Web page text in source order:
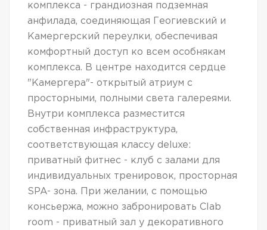
комплекса - грандиозная подземная
анфилада, соединяющая Геогиевский и
Камергерский переулки, обеспечивая
комфортный доступ ко всем особнякам
комплекса. В центре находится сердце
"Камергера"- открытый атриум с
просторными, полными света галереями.
Внутри комплекса разместится
собственная инфраструктура,
соответствующая классу deluxe:
приватный фитнес - клуб с залами для
индивидуальных тренировок, просторная
SPA- зона. При желании, с помощью
консьержа, можно забронировать Clab
room - приватный зал у декоративного